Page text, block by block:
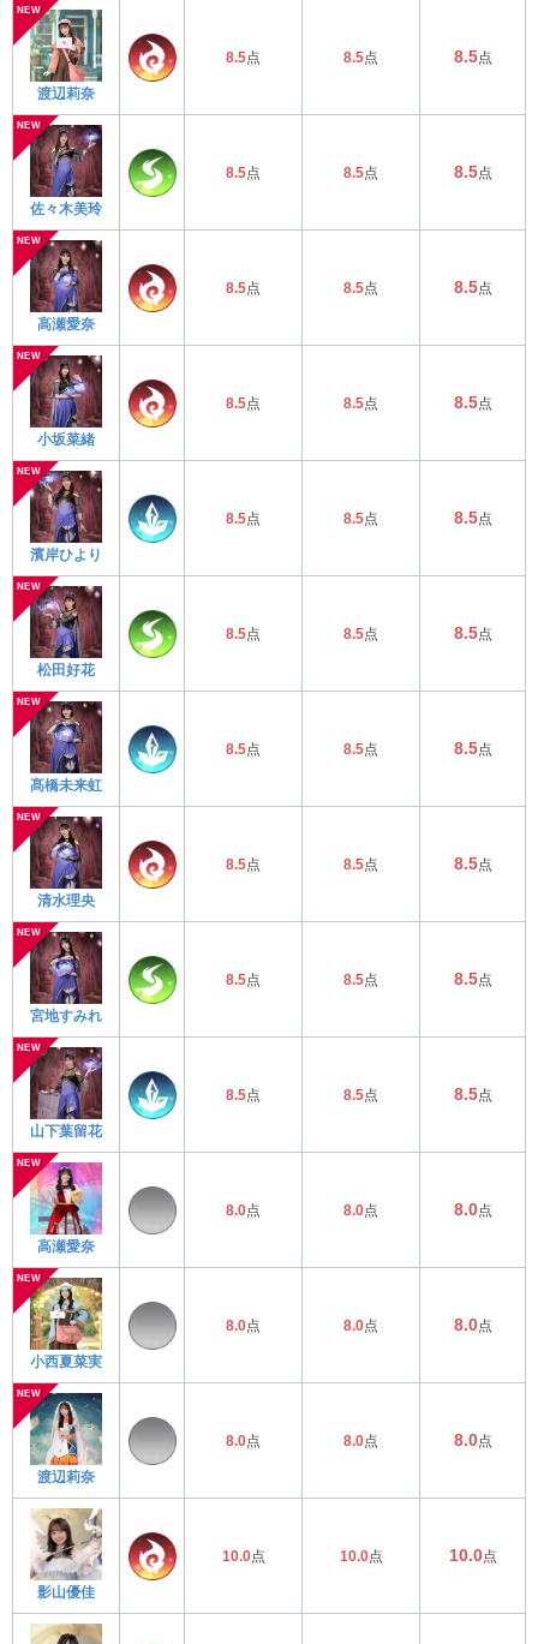
渡辺莉奈
8.5点 8.5点 8.5点
佐々木美玲
8.5点 8.5点 8.5点
高瀬愛奈
8.5点 8.5点 8.5点
小坂菜緒
8.5点 8.5点 8.5点
濱岸ひより
8.5点 8.5点 8.5点
松田好花
8.5点 8.5点 8.5点
髙橋未来虹
8.5点 8.5点 8.5点
清水理央
8.5点 8.5点 8.5点
宮地すみれ
8.5点 8.5点 8.5点
山下葉留花
8.5点 8.5点 8.5点
高瀬愛奈
8.0点 8.0点 8.0点
小西夏菜実
8.0点 8.0点 8.0点
渡辺莉奈
8.0点 8.0点 8.0点
影山優佳
10.0点 10.0点 10.0点